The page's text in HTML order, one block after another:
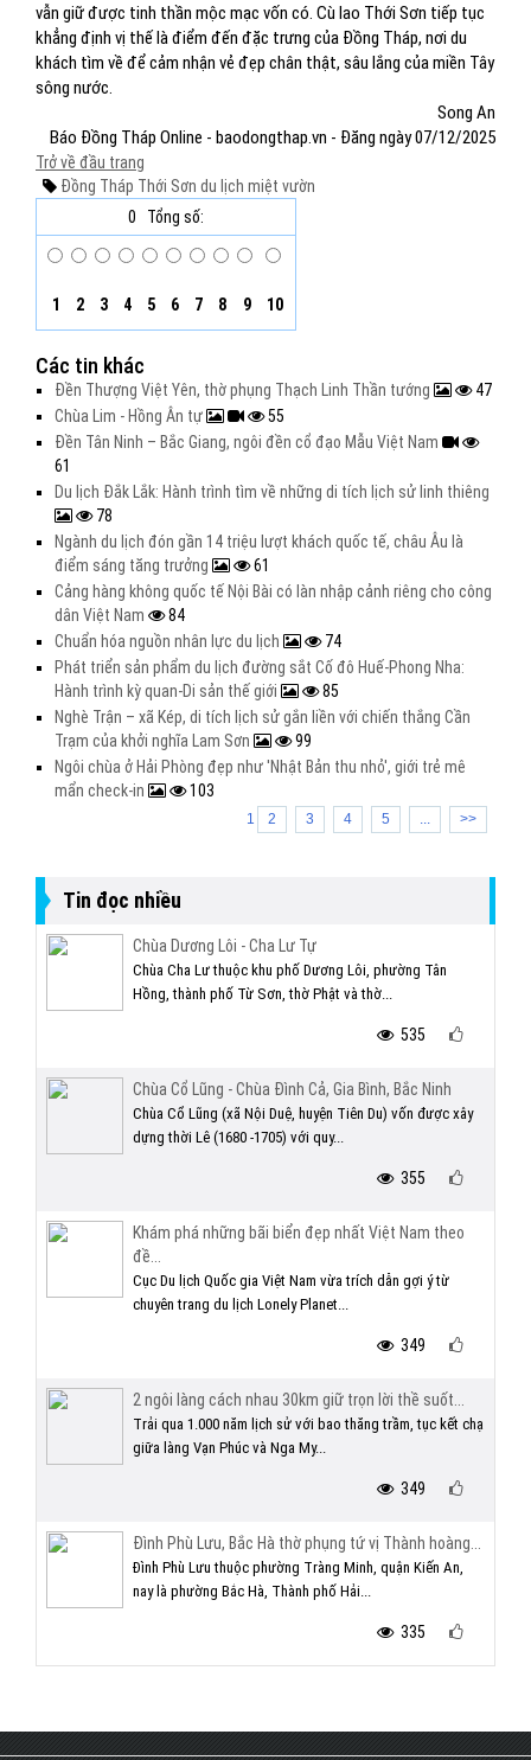
vẫn giữ được tinh thần mộc mạc vốn có. Cù lao Thới Sơn tiếp tục
khẳng định vị thế là điểm đến đặc trưng của Đồng Tháp, nơi du
khách tìm về để cảm nhận vẻ đẹp chân thật, sâu lắng của miền Tây
sông nước.
Song An
Báo Đồng Tháp Online - baodongthap.vn - Đăng ngày 07/12/2025
Trở về đầu trang
Đồng Tháp Thới Sơn du lịch miệt vườn
0
Tổng số:
1 2 3 4 5 6 7 8 9 10
Các tin khác
Đền Thượng Việt Yên, thờ phụng Thạch Linh Thần tướng
47
Chùa Lim - Hồng Ân tự
55
Đền Tân Ninh – Bắc Giang, ngôi đền cổ đạo Mẫu Việt Nam
61
Du lịch Đắk Lắk: Hành trình tìm về những di tích lịch sử linh thiêng
78
Ngành du lịch đón gần 14 triệu lượt khách quốc tế, châu Âu là
điểm sáng tăng trưởng
61
Cảng hàng không quốc tế Nội Bài có làn nhập cảnh riêng cho công
dân Việt Nam
84
Chuẩn hóa nguồn nhân lực du lịch
74
Phát triển sản phẩm du lịch đường sắt Cố đô Huế-Phong Nha:
Hành trình kỳ quan-Di sản thế giới
85
Nghè Trận – xã Kép, di tích lịch sử gắn liền với chiến thắng Cần
Trạm của khởi nghĩa Lam Sơn
99
Ngôi chùa ở Hải Phòng đẹp như 'Nhật Bản thu nhỏ', giới trẻ mê
mẩn check-in
103
1 2 3 4 5 ... >>
Tin đọc nhiều
Chùa Dương Lôi - Cha Lư Tự
Chùa Cha Lư thuộc khu phố Dương Lôi, phường Tân
Hồng, thành phố Từ Sơn, thờ Phật và thờ...
535
Chùa Cổ Lũng - Chùa Đình Cả, Gia Bình, Bắc Ninh
Chùa Cổ Lũng (xã Nội Duệ, huyện Tiên Du) vốn được xây
dựng thời Lê (1680 -1705) với quy...
355
Khám phá những bãi biển đẹp nhất Việt Nam theo
đề...
Cục Du lịch Quốc gia Việt Nam vừa trích dẫn gợi ý từ
chuyên trang du lịch Lonely Planet...
349
2 ngôi làng cách nhau 30km giữ trọn lời thề suốt...
Trải qua 1.000 năm lịch sử với bao thăng trầm, tục kết chạ
giữa làng Vạn Phúc và Nga My...
349
Đình Phù Lưu, Bắc Hà thờ phụng tứ vị Thành hoàng...
Đình Phù Lưu thuộc phường Tràng Minh, quận Kiến An,
nay là phường Bắc Hà, Thành phố Hải...
335